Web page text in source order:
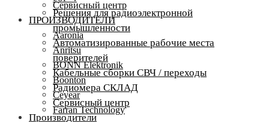
Сервисный центр
ПРОИЗВОДИТЕЛИ
Aaronia
Anritsu
BONN Elektronik
Boonton
Ceyear
Farran Technology
Решения для радиоэлектронной
промышленности
Автоматизированные рабочие места
поверителей
Кабельные сборки СВЧ / переходы
Радиомера СКЛАД
Сервисный центр
Производители